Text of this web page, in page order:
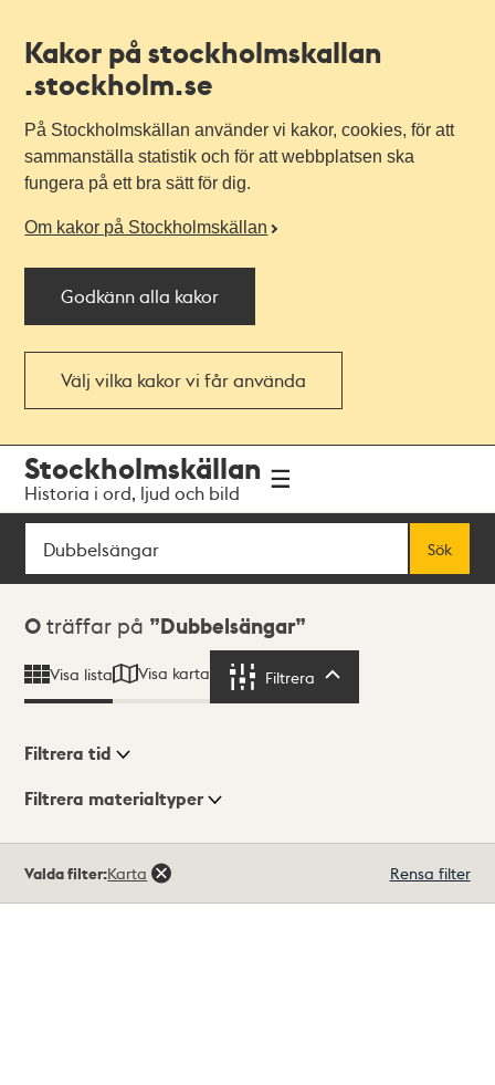
Kakor på stockholmskallan
.stockholm.se
På Stockholmskällan använder vi kakor, cookies, för att
sammanställa statistik och för att webbplatsen ska
fungera på ett bra sätt för dig.
Om kakor på Stockholmskällan
Godkänn alla kakor
Välj vilka kakor vi får använda
navigationen
huvudinnehållet
Stockholmskällan
Historia i ord, ljud och bild
Sök
Sök
Sökresultat
0 träffar på Dubbelsängar
Visa lista Visa karta Filtrera
Visningsläge
Filtrera tid
Filtrera materialtyper
träffar
Valda filter:Karta Rensa filter